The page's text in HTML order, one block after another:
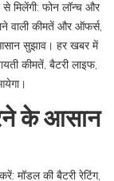
मिलेंगी: फोन लॉन्च और
वाली कीमतें और ऑफर्स,
सुझाव। हर खबर में
कीमतें, बैटरी लाइफ,
के आसान
मॉडल की बैटरी रेटिंग,